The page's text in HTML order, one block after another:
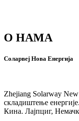
О НАМА
Соларвеј Нова Енергија
Zhejiang Solarway New
складиштење
Кина. Лајпциг,